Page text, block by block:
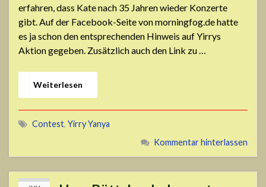
erfahren, dass Kate nach 35 Jahren wieder Konzerte
gibt. Auf der Facebook-Seite von morningfog.de hatte
es ja schon den entsprechenden Hinweis auf Yirrys
Aktion gegeben. Zusätzlich auch den Link zu …
Weiterlesen
Contest, Yirry Yanya
Kommentar hinterlassen